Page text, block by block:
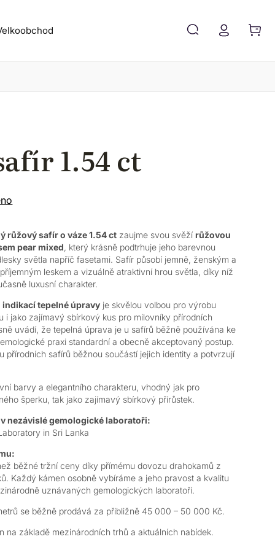
1.54 ct
růžový safír o váze 1.54 ct zaujme svou svěží růžovou
pear mixed , který krásně podtrhuje jeho barevnou
světla napříč fasetami. Safír působí jemně, ženským a
leskem a vizuálně atraktivní hrou světla, díky níž
luxusní charakter.
tepelné úpravy je skvělou volbou pro výrobu
i jako zajímavý sbírkový kus pro milovníky přírodních
uvádí, že tepelná úprava je u safírů běžně používána ke
praxi standardní a obecně akceptovaný postup.
přírodních safírů běžnou součástí jejich identity a potvrzují
barvy a elegantního charakteru, vhodný jak pro
šperku, tak jako zajímavý sbírkový přírůstek.
nezávislé gemologické laboratoři:
in Sri Lanka
běžné tržní ceny díky přímému dovozu drahokamů z
Každý kámen osobně vybíráme a jeho pravost a kvalitu
uznávaných gemologických laboratoří.
se běžně prodává za přibližně 45 000 – 50 000 Kč.
na základě mezinárodních trhů a aktuálních nabídek.